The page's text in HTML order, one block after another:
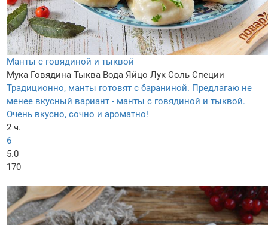
Манты с говядиной и тыквой
Мука Говядина Тыква Вода Яйцо Лук Соль Специи
Традиционно, манты готовят с бараниной. Предлагаю не
менее вкусный вариант - манты с говядиной и тыквой.
Очень вкусно, сочно и ароматно!
2 ч.
6
5.0
170